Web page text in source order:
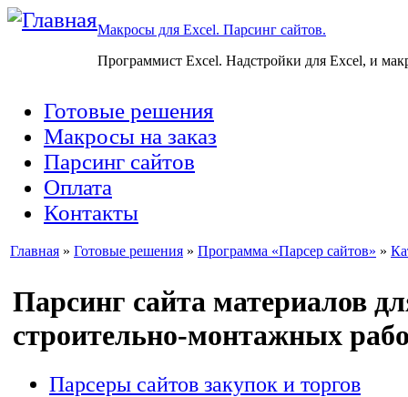
Макросы для Excel. Парсинг сайтов.
Программист Excel. Надстройки для Excel, и
Готовые решения
Макросы на заказ
Парсинг сайтов
Оплата
Контакты
Главная » Готовые решения » Программа «Парсер сайтов» »
Парсинг сайта материалов
строительно-монтажных
Парсеры сайтов закупок и торгов